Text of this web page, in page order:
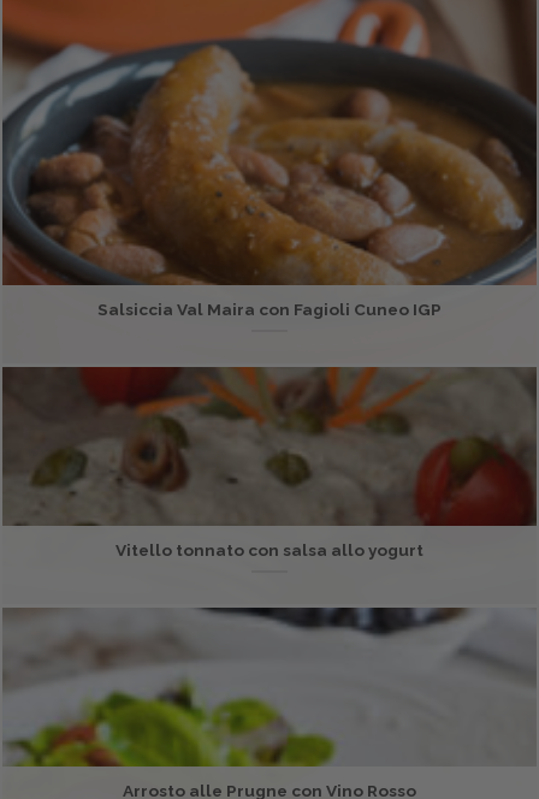
Salsiccia Val Maira con Fagioli Cuneo IGP
Vitello tonnato con salsa allo yogurt
Arrosto alle Prugne con Vino Rosso